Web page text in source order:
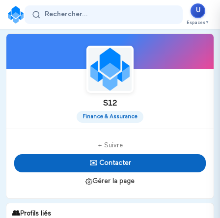
Rechercher...
U
Espaces ▼
S12
Finance & Assurance
+ Suivre
✉️ Contacter
Gérer la page
👥Profils liés